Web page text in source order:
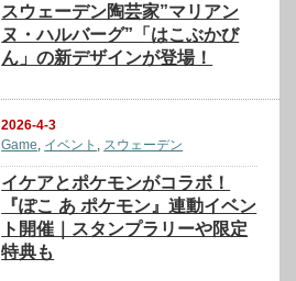
スウェーデン陶芸家”マリアン
ヌ・ハルバーグ”「はこぶかび
ん」の新デザインが登場！
2026-4-3
Game, イベント , スウェーデン
イケアとポケモンがコラボ！
『ぽこ あ ポケモン』連動イベン
ト開催｜スタンプラリーや限定
特典も